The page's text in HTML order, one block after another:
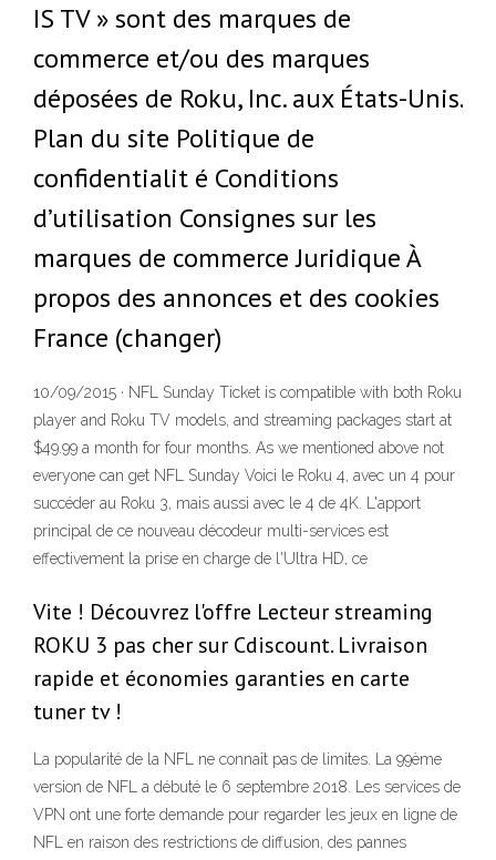
IS TV » sont des marques de
commerce et/ou des marques
déposées de Roku, Inc. aux États-Unis.
Plan du site Politique de
confidentialit é Conditions
d’utilisation Consignes sur les
marques de commerce Juridique À
propos des annonces et des cookies
France (changer)
10/09/2015 · NFL Sunday Ticket is compatible with both Roku
player and Roku TV models, and streaming packages start at
$49.99 a month for four months. As we mentioned above not
everyone can get NFL Sunday Voici le Roku 4, avec un 4 pour
succéder au Roku 3, mais aussi avec le 4 de 4K. L'apport
principal de ce nouveau décodeur multi-services est
effectivement la prise en charge de l'Ultra HD, ce
Vite ! Découvrez l'offre Lecteur streaming
ROKU 3 pas cher sur Cdiscount. Livraison
rapide et économies garanties en carte
tuner tv !
La popularité de la NFL ne connaît pas de limites. La 99ème
version de NFL a débuté le 6 septembre 2018. Les services de
VPN ont une forte demande pour regarder les jeux en ligne de
NFL en raison des restrictions de diffusion, des pannes